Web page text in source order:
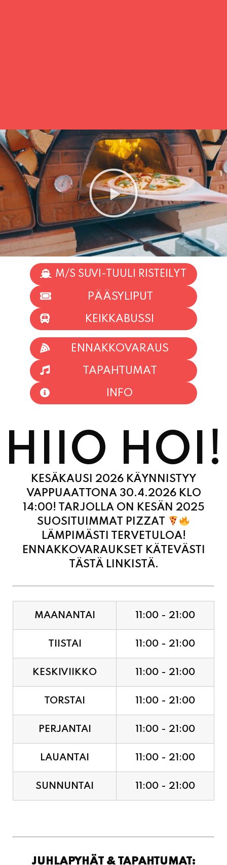
M/S SUVI-TUULI RISTEILYT
PÄÄSYLIPUT
KEIKKABUSSI
ENNAKKOVARAUS
TAPAHTUMAT
INFO
HIIO HOI!
KESÄKAUSI 2026 KÄYNNISTYY
VAPPUAATTONA 30.4.2026 KLO
14:00! TARJOLLA ON KESÄN 2025
SUOSITUIMMAT PIZZAT
LÄMPIMÄSTI TERVETULOA!
ENNAKKOVARAUKSET KÄTEVÄSTI
TÄSTÄ LINKISTÄ.
MAANANTAI 11:00 - 21:00
TIISTAI 11:00 - 21:00
KESKIVIIKKO 11:00 - 21:00
TORSTAI 11:00 - 21:00
PERJANTAI 11:00 - 21:00
LAUANTAI 11:00 - 21:00
SUNNUNTAI 11:00 - 21:00
JUHLAPYHÄT & TAPAHTUMAT: